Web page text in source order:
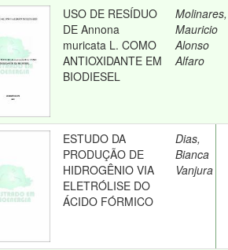
USO DE RESÍDUO
DE Annona
muricata L. COMO
ANTIOXIDANTE EM
BIODIESEL
Molinares,
Mauricio
Alonso
Alfaro
ESTUDO DA
PRODUÇÃO DE
HIDROGÊNIO VIA
ELETRÓLISE DO
ÁCIDO FÓRMICO
Dias,
Bianca
Vanjura